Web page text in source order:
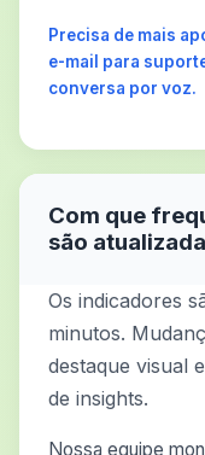
Precisa de mais
e-mail para
conversa por voz.
Com que
são
Os indicadores
minutos.
destaque visual
de insights.
Nossa equipe